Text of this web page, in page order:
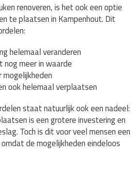
renoveren, is het ook een optie
te plaatsen in Kampenhout. Dit
helemaal veranderen
nog meer in waarde
mogelijkheden
ook helemaal verplaatsen
staat natuurlijk ook een nadeel:
is een grotere investering en
Toch is dit voor veel mensen een
de mogelijkheden eindeloos